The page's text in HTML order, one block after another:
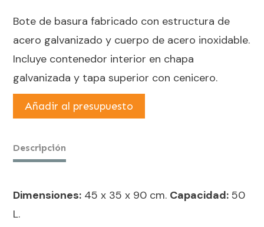
Bote de basura fabricado con estructura de
acero galvanizado y cuerpo de acero inoxidable.
Incluye contenedor interior en chapa
galvanizada y tapa superior con cenicero.
Añadir al presupuesto
Descripción
Dimensiones: 45 x 35 x 90 cm. Capacidad: 50
L.